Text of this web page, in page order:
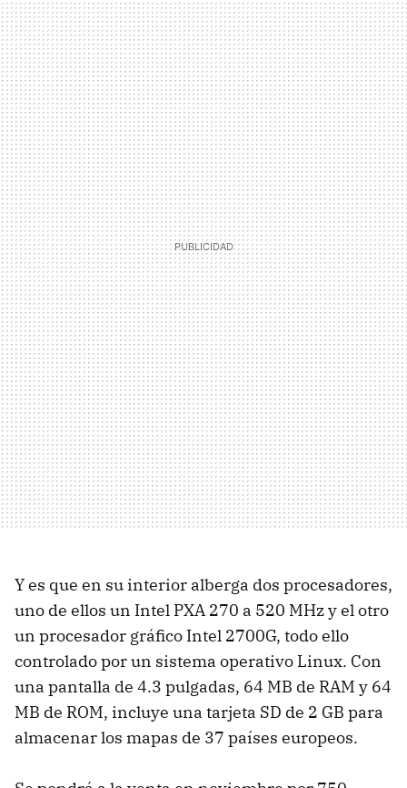
Y es que en su interior alberga dos procesadores,
uno de ellos un Intel PXA 270 a 520 MHz y el otro
un procesador gráfico Intel 2700G, todo ello
controlado por un sistema operativo Linux. Con
una pantalla de 4.3 pulgadas, 64 MB de RAM y 64
MB de ROM, incluye una tarjeta SD de 2 GB para
almacenar los mapas de 37 países europeos.